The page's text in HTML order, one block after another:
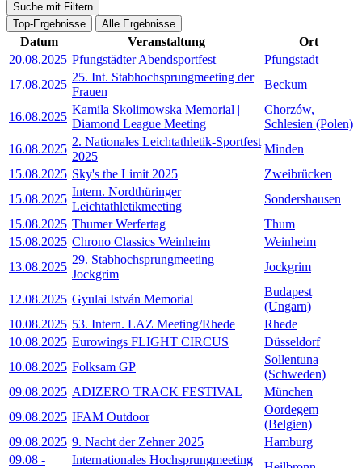
Suche mit Filtern
Top-Ergebnisse
Alle Ergebnisse
Datum Veranstaltung
Ort
20.08.2025 Pfungstädter Abendsportfest
Pfungstadt
17.08.2025
25. Int. Stabhochsprungmeeting der
Frauen
Beckum
16.08.2025
Kamila Skolimowska Memorial |
Diamond League Meeting
Chorzów,
Schlesien (Polen)
16.08.2025
2. Nationales Leichtathletik-Sportfest
2025
Minden
15.08.2025 Sky's the Limit 2025
Zweibrücken
15.08.2025
Intern. Nordthüringer
Leichtathletikmeeting
Sondershausen
15.08.2025 Thumer Werfertag
Thum
15.08.2025 Chrono Classics Weinheim
Weinheim
13.08.2025
29. Stabhochsprungmeeting
Jockgrim
Jockgrim
12.08.2025 Gyulai István Memorial
Budapest
(Ungarn)
10.08.2025 53. Intern. LAZ Meeting/Rhede
Rhede
10.08.2025 Eurowings FLIGHT CIRCUS
Düsseldorf
10.08.2025 Folksam GP
Sollentuna
(Schweden)
09.08.2025 ADIZERO TRACK FESTIVAL
München
09.08.2025 IFAM Outdoor
Oordegem
(Belgien)
09.08.2025 9. Nacht der Zehner 2025
Hamburg
09.08 -
Internationales Hochsprungmeeting